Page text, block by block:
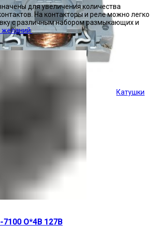
Катушки
для увеличения количества
На контакторы и реле можно легко
с различным набором размыкающих и
желаний
О*4В 127В